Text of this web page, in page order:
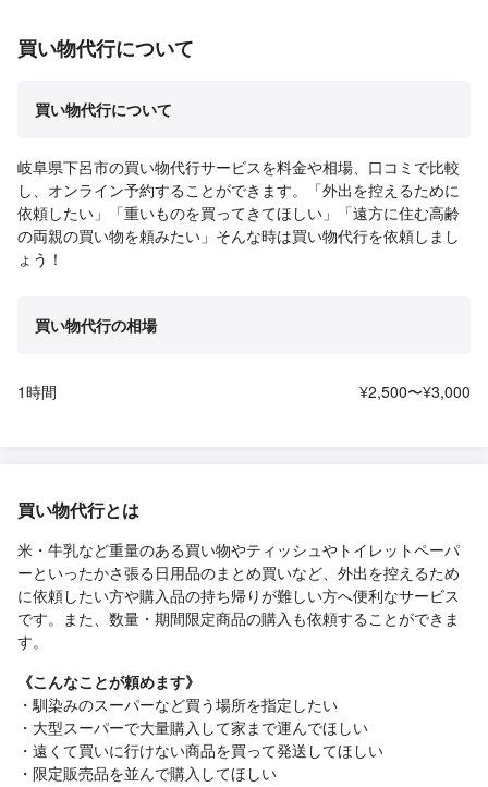
買い物代行について
買い物代行について
岐阜県下呂市の買い物代行サービスを料金や相場、口コミで比較
し、オンライン予約することができます。「外出を控えるために
依頼したい」「重いものを買ってきてほしい」「遠方に住む高齢
の両親の買い物を頼みたい」そんな時は買い物代行を依頼しまし
ょう！
買い物代行の相場
1時間 ¥2,500〜¥3,000
買い物代行とは
米・牛乳など重量のある買い物やティッシュやトイレットペーパ
ーといったかさ張る日用品のまとめ買いなど、外出を控えるため
に依頼したい方や購入品の持ち帰りが難しい方へ便利なサービス
です。また、数量・期間限定商品の購入も依頼することができま
す。
《こんなことが頼めます》
・馴染みのスーパーなど買う場所を指定したい
・大型スーパーで大量購入して家まで運んでほしい
・遠くて買いに行けない商品を買って発送してほしい
・限定販売品を並んで購入してほしい